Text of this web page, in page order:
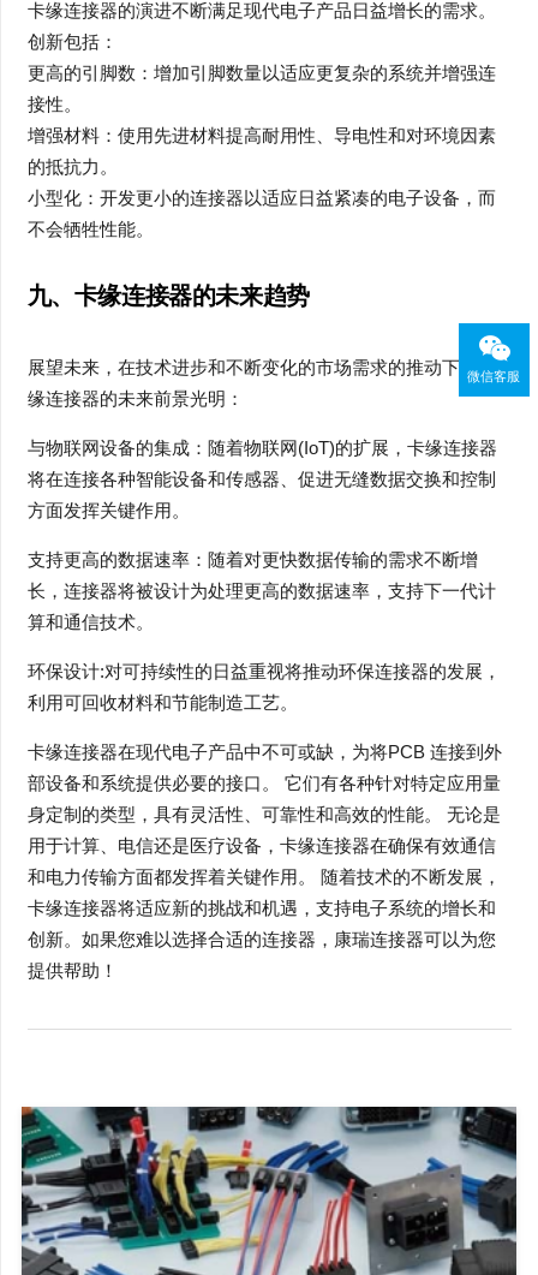
卡缘连接器的演进不断满足现代电子产品日益增长的需求。
创新包括：
更高的引脚数：增加引脚数量以适应更复杂的系统并增强连
接性。
增强材料：使用先进材料提高耐用性、导电性和对环境因素
的抵抗力。
小型化：开发更小的连接器以适应日益紧凑的电子设备，而
不会牺牲性能。
九、卡缘连接器的未来趋势
展望未来，在技术进步和不断变化的市场需求的推动下，卡
缘连接器的未来前景光明：
与物联网设备的集成：随着物联网(IoT)的扩展，卡缘连接器
将在连接各种智能设备和传感器、促进无缝数据交换和控制
方面发挥关键作用。
支持更高的数据速率：随着对更快数据传输的需求不断增
长，连接器将被设计为处理更高的数据速率，支持下一代计
算和通信技术。
环保设计:对可持续性的日益重视将推动环保连接器的发展，
利用可回收材料和节能制造工艺。
卡缘连接器在现代电子产品中不可或缺，为将PCB 连接到外
部设备和系统提供必要的接口。 它们有各种针对特定应用量
身定制的类型，具有灵活性、可靠性和高效的性能。 无论是
用于计算、电信还是医疗设备，卡缘连接器在确保有效通信
和电力传输方面都发挥着关键作用。 随着技术的不断发展，
卡缘连接器将适应新的挑战和机遇，支持电子系统的增长和
创新。如果您难以选择合适的连接器，康瑞连接器可以为您
提供帮助！
微信客服